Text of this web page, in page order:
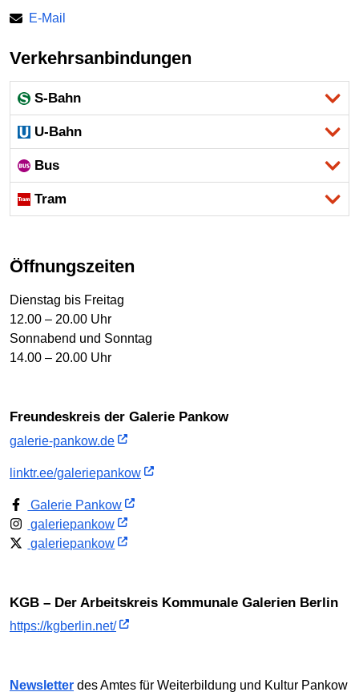
E-Mail
Verkehrsanbindungen
S-Bahn
U-Bahn
Bus
Tram
Öffnungszeiten
Dienstag bis Freitag
12.00 – 20.00 Uhr
Sonnabend und Sonntag
14.00 – 20.00 Uhr
Freundeskreis der Galerie Pankow
galerie-pankow.de
linktr.ee/galeriepankow
Galerie Pankow
galeriepankow
galeriepankow
KGB – Der Arbeitskreis Kommunale Galerien Berlin
https://kgberlin.net/
Newsletter des Amtes für Weiterbildung und Kultur Pankow